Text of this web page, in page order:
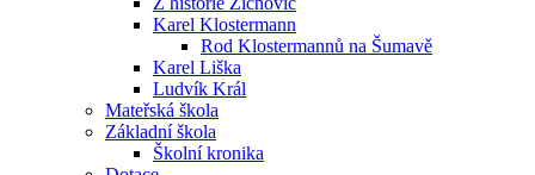
Karel Klostermann
Rod Klostermannů na Šumavě
Karel Liška
Ludvík Král
Mateřská škola
Základní škola
Školní kronika